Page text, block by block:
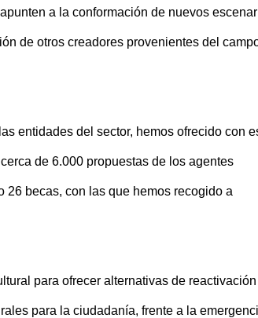
a la conformación de nuevos
de otros creadores provenientes del
entidades del sector, hemos ofrecido con
de 6.000 propuestas de los agentes
26 becas, con las que hemos recogido a
para ofrecer alternativas de reactivación
para la ciudadanía, frente a la